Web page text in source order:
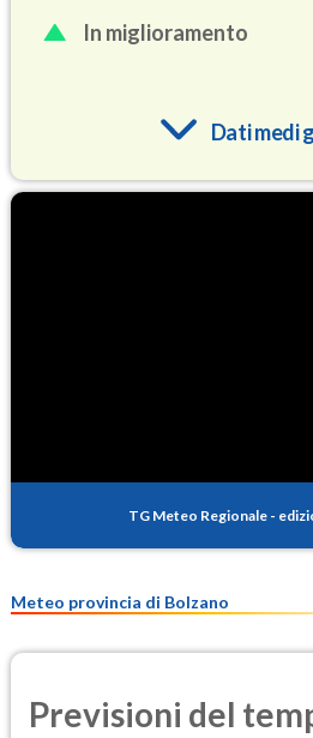
In miglioramento
Dati medi
PM25
TG Meteo Regionale -
Meteo provincia di Bolzano
Previsioni del